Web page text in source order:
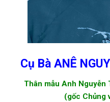
Cụ Bà ANÊ
Thân mẫu Anh Nguyễn
(gốc Chủng